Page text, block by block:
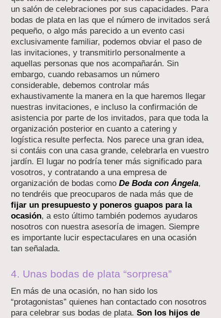
un salón de celebraciones por sus capacidades. Para
bodas de plata en las que el número de invitados será
pequeño, o algo más parecido a un evento casi
exclusivamente familiar, podemos obviar el paso de
las invitaciones, y transmitirlo personalmente a
aquellas personas que nos acompañarán. Sin
embargo, cuando rebasamos un número
considerable, debemos controlar más
exhaustivamente la manera en la que haremos llegar
nuestras invitaciones, e incluso la confirmación de
asistencia por parte de los invitados, para que toda la
organización posterior en cuanto a catering y
logística resulte perfecta. Nos parece una gran idea,
si contáis con una casa grande, celebrarla en vuestro
jardín. El lugar no podría tener más significado para
vosotros, y contratando a una empresa de
organización de bodas comoDe Boda con Ángela,
no tendréis que preocuparos de nada más que de
fijar un presupuesto y poneros guapos para la
ocasión, a esto último también podemos ayudaros
nosotros con nuestra asesoría de imagen. Siempre
es importante lucir espectaculares en una ocasión
tan señalada.
4. Unas bodas de plata “sorpresa”
En más de una ocasión, no han sido los
“protagonistas” quienes han contactado con nosotros
para celebrar sus bodas de plata.Son los hijos de